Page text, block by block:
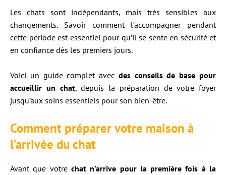
Les chats sont indépendants, mais très sensibles aux
changements. Savoir comment l’accompagner pendant
cette période est essentiel pour qu’il se sente en sécurité et
en confiance dès les premiers jours.
Voici un guide complet avec des conseils de base pour
accueillir un chat, depuis la préparation de votre foyer
jusqu’aux soins essentiels pour son bien-être.
Comment préparer votre maison à
l’arrivée du chat
Avant que votre chat n’arrive pour la première fois à la